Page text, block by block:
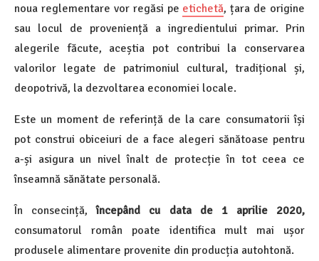
noua reglementare vor regăsi pe etichetă, țara de origine
sau locul de proveniență a ingredientului primar. Prin
alegerile făcute, aceștia pot contribui la conservarea
valorilor legate de patrimoniul cultural, tradițional și,
deopotrivă, la dezvoltarea economiei locale.
Este un moment de referință de la care consumatorii își
pot construi obiceiuri de a face alegeri sănătoase pentru
a-și asigura un nivel înalt de protecție în tot ceea ce
înseamnă sănătate personală.
În consecință, începând cu data de 1 aprilie 2020,
consumatorul român poate identifica mult mai ușor
produsele alimentare provenite din producția autohtonă.